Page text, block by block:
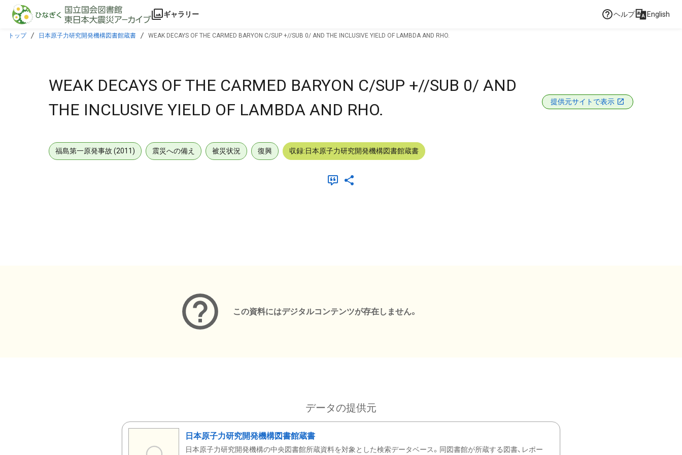
本文に飛ぶ
ギャラリー ヘルプ English
トップ 日本原子力研究開発機構図書館蔵書 WEAK DECAYS OF THE CARMED BARYON C/SUP +//SUB 0/ AND THE INCLUSIVE YIELD OF LAMBDA AND RHO.
WEAK DECAYS OF THE CARMED BARYON C/SUP +//SUB 0/ AND
THE INCLUSIVE YIELD OF LAMBDA AND RHO.
提供元サイトで表示
福島第一原発事故 (2011) 震災への備え 被災状況 復興 収録:日本原子力研究開発機構図書館蔵書
この資料にはデジタルコンテンツが存在しません。
データの提供元
日本原子力研究開発機構図書館蔵書
日本原子力研究開発機構の中央図書館所蔵資料を対象とした検索データベース。同図書館が所蔵する図書、レポー